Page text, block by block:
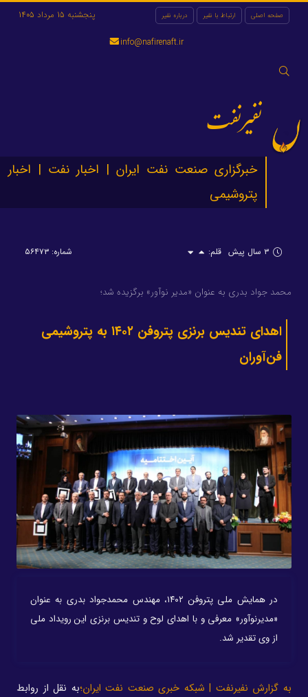
صفحه اصلی ارتباط با نفیر درباره نفیر
جستجو
پنجشنبه 15 مرداد 1405
info@nafirenaft.ir
نفیرنفت
خبرگزاری صنعت نفت ایران | اخبار نفت | اخبار
پتروشیمی
۳ سال پیش قلم: شماره: ۵۶۴۷۳
محمد جواد بدری به عنوان «مدیر نوآور» برگزیده شد؛
اهدای تندیس برنزی پتروفن ۱۴۰۲ به پتروشیمی
فن‌آوران
در همایش ملی پتروفن ۱۴۰۲، مهندس محمدجواد بدری به عنوان
«مدیرنوآور» معرفی و با اهدای لوح و تندیس برنزی این رویداد ملی
از وی تقدیر شد.
به گزارش نفیرنفت | شبکه خبری صنعت نفت ایران؛به نقل از روابط